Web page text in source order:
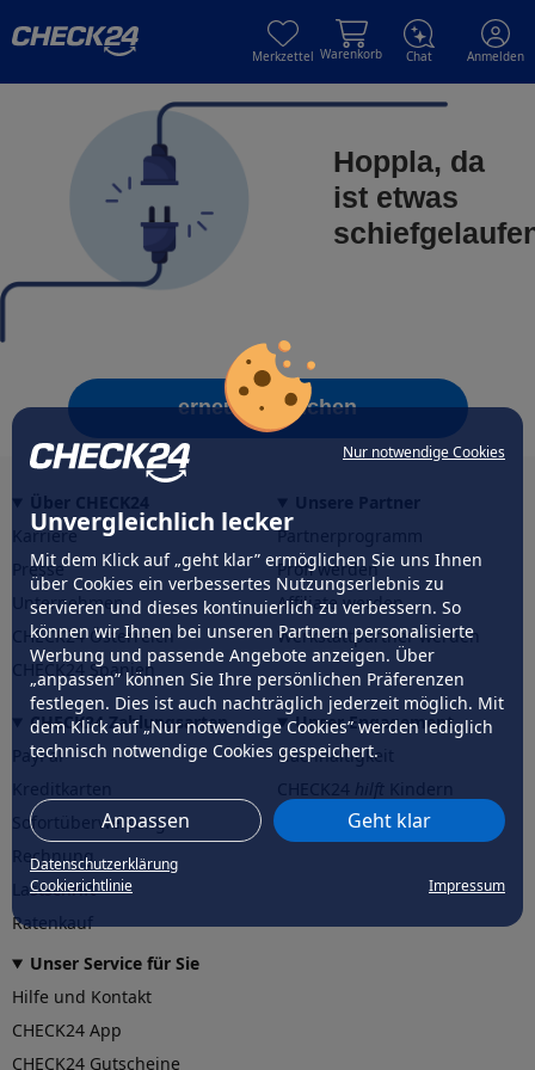
Nur notwendige Cookies
Unvergleichlich lecker
Mit dem Klick auf „geht klar” ermöglichen Sie uns Ihnen
über Cookies ein verbessertes Nutzungserlebnis zu
servieren und dieses kontinuierlich zu verbessern. So
können wir Ihnen bei unseren Partnern personalisierte
Werbung und passende Angebote anzeigen. Über
„anpassen” können Sie Ihre persönlichen Präferenzen
festlegen. Dies ist auch nachträglich jederzeit möglich. Mit
dem Klick auf „Nur notwendige Cookies” werden lediglich
technisch notwendige Cookies gespeichert.
Anpassen Geht klar
Datenschutzerklärung
Cookierichtlinie
Impressum
Merkzettel Warenkorb Chat Anmelden
Hoppla, da
ist etwas
erneut versuchen
Karriere
Presse
Unternehmen
CHECK24 Österreich
CHECK24 Spanien
Partnerprogramm
Profi werden
Affiliate werden
Werkstattpartner werden
CHECK24 Zahlungsarten
PayPal
Sofortüberweisung
Rechnung
Lastschrift
Ratenkauf
Unser Engagement
Nachhaltigkeit
CHECK24hilftder Natur
Unser Service für Sie
Hilfe und Kontakt
CHECK24 App
CHECK24 Gutscheine